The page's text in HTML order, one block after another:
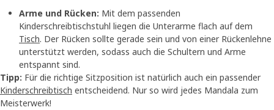
Arme und Rücken: Mit dem passenden
Kinderschreibtischstuhl liegen die Unterarme flach auf dem
Tisch. Der Rücken sollte gerade sein und von einer Rückenlehne
unterstützt werden, sodass auch die Schultern und Arme
entspannt sind.
Tipp: Für die richtige Sitzposition ist natürlich auch ein passender
Kinderschreibtisch entscheidend. Nur so wird jedes Mandala zum
Meisterwerk!